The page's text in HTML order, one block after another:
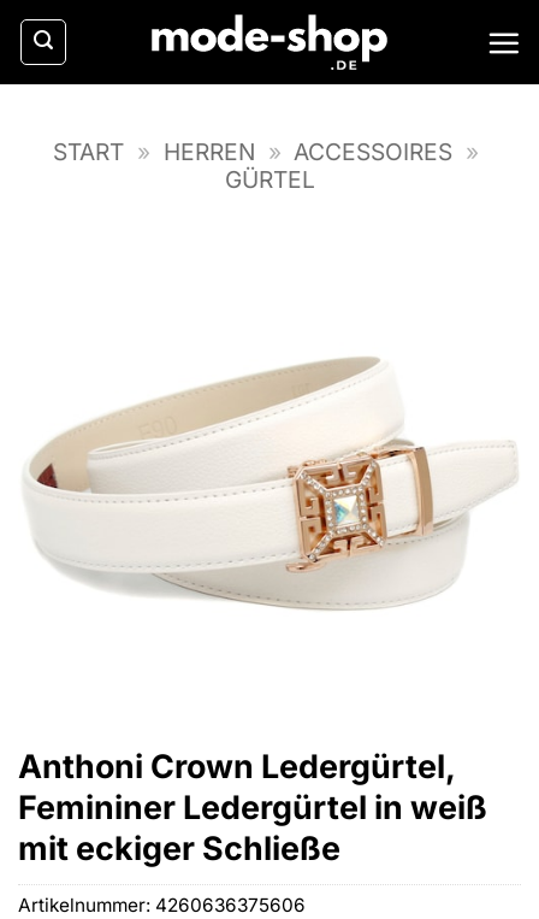
Zum
Inhalt
springen
START » HERREN » ACCESSOIRES »
GÜRTEL
Anthoni Crown Ledergürtel,
Femininer Ledergürtel in weiß
mit eckiger Schließe
Artikelnummer: 4260636375606